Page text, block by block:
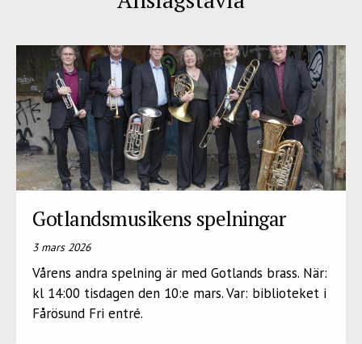
Gotlandsmusikens spelningar
3 mars 2026
Vårens andra spelning är med Gotlands brass. När:
kl 14:00 tisdagen den 10:e mars. Var: biblioteket i
Fårösund Fri entré.